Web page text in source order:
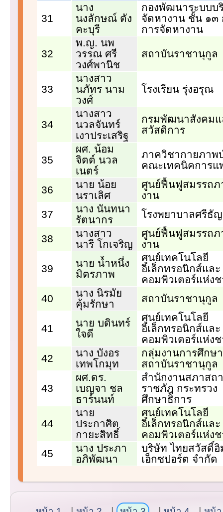
31
นาง
นงลักษณ์ ตัง
คะบุรี
กองพัฒนาระบบบ
จัดหางาน ชั้น ๑๓
การจัดหางาน
32
พ.ญ. นพ
วรรณ ศรี
วงศ์พานิช
สถาบันราชานุกูล
33
นางสาว
นภัทร นาม
วงศ์
โรงเรียน รุ่งอรุณ
34
นางสาว
นวลจันทร์
เงาประเสริฐ
กรมพัฒนาสังคมแ
สวัสดิการ
35
ผศ. น้อม
จิตต์ นวล
เนตร์
ภาควิชากายภาพ
คณะเทคนิคการแ
36
นาย น้อย
นราเลิศ
ศูนย์ฟื้นฟูสมรรถ
งาน
37
นาง นันทนา
รัตนากร
โรงพยาบาลศรีธั
38
นางสาว
นารี โกเจริญ
ศูนย์ฟื้นฟูสมรรถ
งาน
39
นาย น้ำหนึ่ง
มิตรภาพ
ศูนย์เทคโนโลยี
อิเล็กทรอนิกส์และ
คอมพิวเตอร์แห่ง
40
นาง นิรมัย
คุ้มรักษา
สถาบันราชานุกูล
41
นาย บดินทร์
ใจดี
ศูนย์เทคโนโลยี
อิเล็กทรอนิกส์และ
คอมพิวเตอร์แห่ง
42
นาง บังอร
เทพโกมุท
กลุ่มงานการศึกษ
สถาบันราชานุกูล
43
ผศ.ดร.
เบญจา ชล
ธาร์นนท์
สำนักงานสภาสถ
ราชภัฎ กระทรวง
ศึกษาธิการ
44
นาย
ประกาศิต
กายะสิทธิ์
ศูนย์เทคโนโลยี
อิเล็กทรอนิกส์และ
คอมพิวเตอร์แห่ง
45
นาง ประภา
อภิพัฒนา
บริษัท ไทยสวัสดิ์อิ
เอ็กซปอร์ต จำกัด